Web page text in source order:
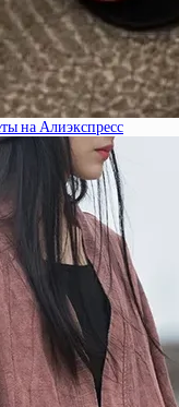
на Алиэкспресс